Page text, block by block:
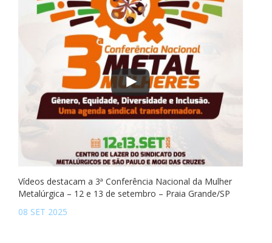
Vídeos destacam a 3ª Conferência Nacional da Mulher
Metalúrgica – 12 e 13 de setembro – Praia Grande/SP
08 SET 2025